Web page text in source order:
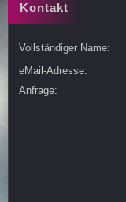
Kontakt
Vollständiger Name:
eMail-Adresse:
Anfrage: